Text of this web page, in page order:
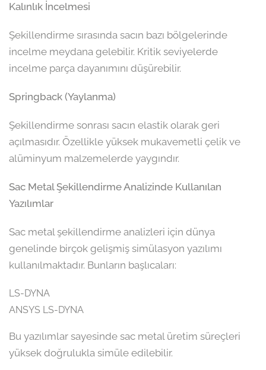
Kalınlık İncelmesi
Şekillendirme sırasında sacın bazı bölgelerinde
incelme meydana gelebilir. Kritik seviyelerde
incelme parça dayanımını düşürebilir.
Springback (Yaylanma)
Şekillendirme sonrası sacın elastik olarak geri
açılmasıdır. Özellikle yüksek mukavemetli çelik ve
alüminyum malzemelerde yaygındır.
Sac Metal Şekillendirme Analizinde Kullanılan
Yazılımlar
Sac metal şekillendirme analizleri için dünya
genelinde birçok gelişmiş simülasyon yazılımı
kullanılmaktadır. Bunların başlıcaları:
LS-DYNA
ANSYS LS-DYNA
Bu yazılımlar sayesinde sac metal üretim süreçleri
yüksek doğrulukla simüle edilebilir.